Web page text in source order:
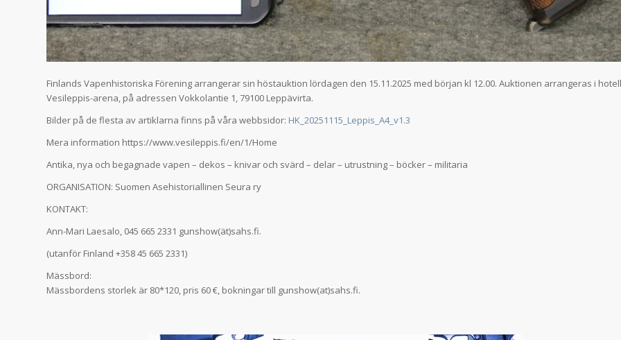
Finlands Vapenhistoriska Förening arrangerar sin höstauktion lördagen den 15.11.2025 med början kl 12.00. Auktionen arrangeras i hotell
Vesileppis-arena, på adressen Vokkolantie 1, 79100 Leppävirta.
Bilder på de flesta av artiklarna finns på våra webbsidor: HK_20251115_Leppis_A4_v1.3
Mera information https://www.vesileppis.fi/en/1/Home
Antika, nya och begagnade vapen – dekos – knivar och svärd – delar – utrustning – böcker – militaria
ORGANISATION: Suomen Asehistoriallinen Seura ry
KONTAKT:
Ann-Mari Laesalo, 045 665 2331 gunshow(ät)sahs.fi.
(utanför Finland +358 45 665 2331)
Mässbord:
Mässbordens storlek är 80*120, pris 60 €, bokningar till gunshow(at)sahs.fi.